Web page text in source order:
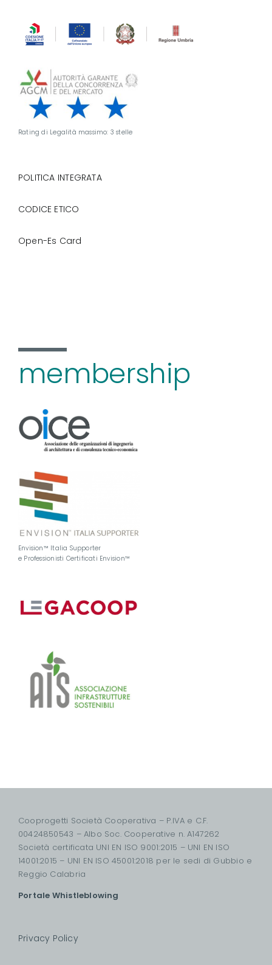
Rating di Legalità massimo: 3 stelle
POLITICA INTEGRATA
CODICE ETICO
Open-Es Card
membership
Envision™ Italia Supporter
e Professionisti Certificati Envision™
Cooprogetti Società Cooperativa – P.IVA e C.F.
00424850543 – Albo Soc. Cooperative n. A147262
Società certificata UNI EN ISO 9001:2015 – UNI EN ISO
14001:2015 – UNI EN ISO 45001:2018 per le sedi di Gubbio e
Reggio Calabria
Portale Whistleblowing
Privacy Policy